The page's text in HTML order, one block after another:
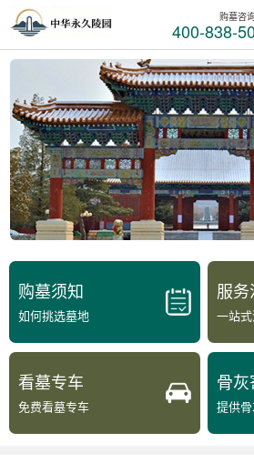
购墓咨
400-838-
购墓须知
如何挑选墓地
服务
一站
看墓专车
免费看墓专车
骨灰
提供